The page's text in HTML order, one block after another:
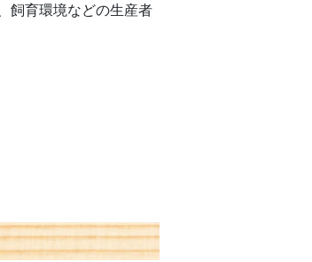
飼育環境などの生産者